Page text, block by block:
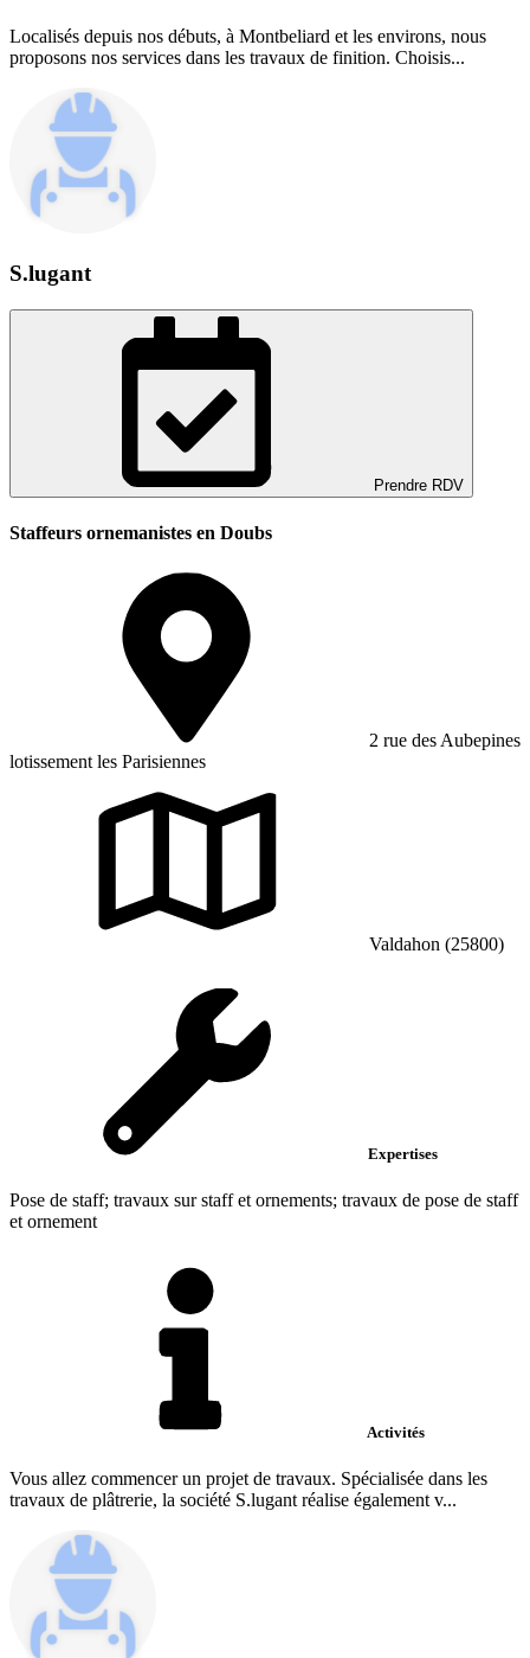
Localisés depuis nos débuts, à Montbeliard et les environs, nous
proposons nos services dans les travaux de finition. Choisis...
S.lugant
Prendre RDV
Staffeurs ornemanistes en Doubs
2 rue des Aubepines
lotissement les Parisiennes
Valdahon (25800)
Expertises
Pose de staff; travaux sur staff et ornements; travaux de pose de staff
et ornement
Activités
Vous allez commencer un projet de travaux. Spécialisée dans les
travaux de plâtrerie, la société S.lugant réalise également v...